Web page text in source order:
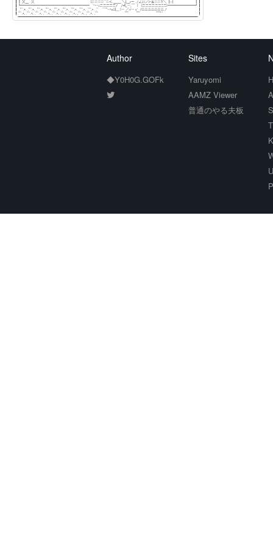
Author
◆Y0H0G.GOFk
Sites
Yaruyomi
AAMZ Viewer
普通のやる夫板